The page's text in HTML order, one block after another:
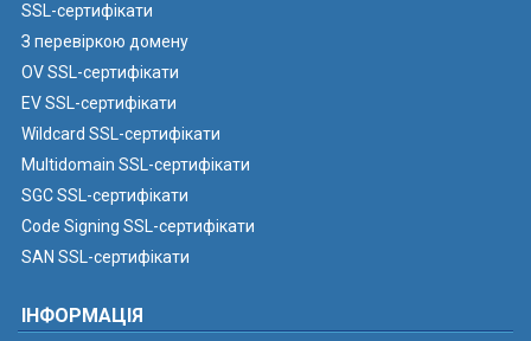
SSL-сертифікати
З перевіркою домену
OV SSL-сертифікати
EV SSL-сертифікати
Wildcard SSL-сертифікати
Multidomain SSL-сертифікати
SGC SSL-сертифікати
Code Signing SSL-сертифікати
SAN SSL-сертифікати
ІНФОРМАЦІЯ